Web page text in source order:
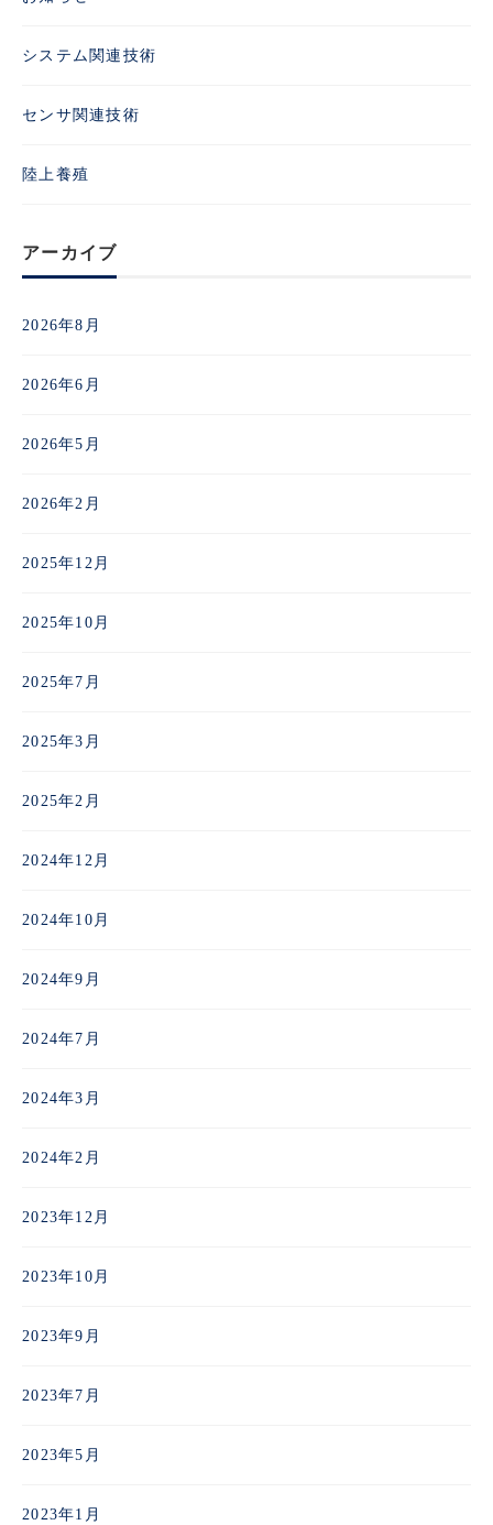
システム関連技術
センサ関連技術
陸上養殖
アーカイブ
2026年8月
2026年6月
2026年5月
2026年2月
2025年12月
2025年10月
2025年7月
2025年3月
2025年2月
2024年12月
2024年10月
2024年9月
2024年7月
2024年3月
2024年2月
2023年12月
2023年10月
2023年9月
2023年7月
2023年5月
2023年1月